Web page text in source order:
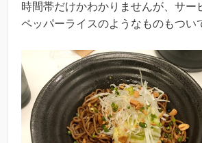
時間帯だけかわかりませんが、サー
ペッパーライスのようなものもつい